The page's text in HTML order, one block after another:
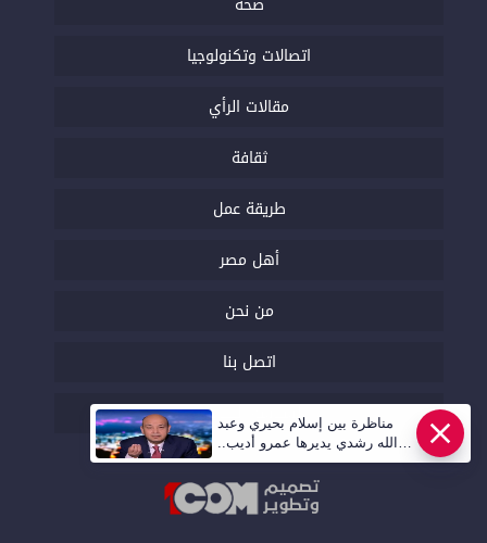
اتصالات وتكنولوجيا
مقالات الرأي
ثقافة
طريقة عمل
أهل مصر
من نحن
اتصل بنا
السياسة التحريرية
مناظرة بين إسلام بحيري وعبد
الله رشدي يديرها عمرو أديب..
قريبا | أهل مصر